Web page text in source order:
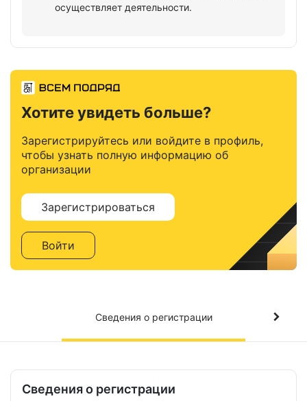
осуществляет деятельности.
Хотите увидеть больше?
Зарегистрируйтесь или войдите в профиль,
чтобы узнать полную информацию об
организации
Зарегистрироваться
Войти
Сведения о регистрации
Сведения о регистрации